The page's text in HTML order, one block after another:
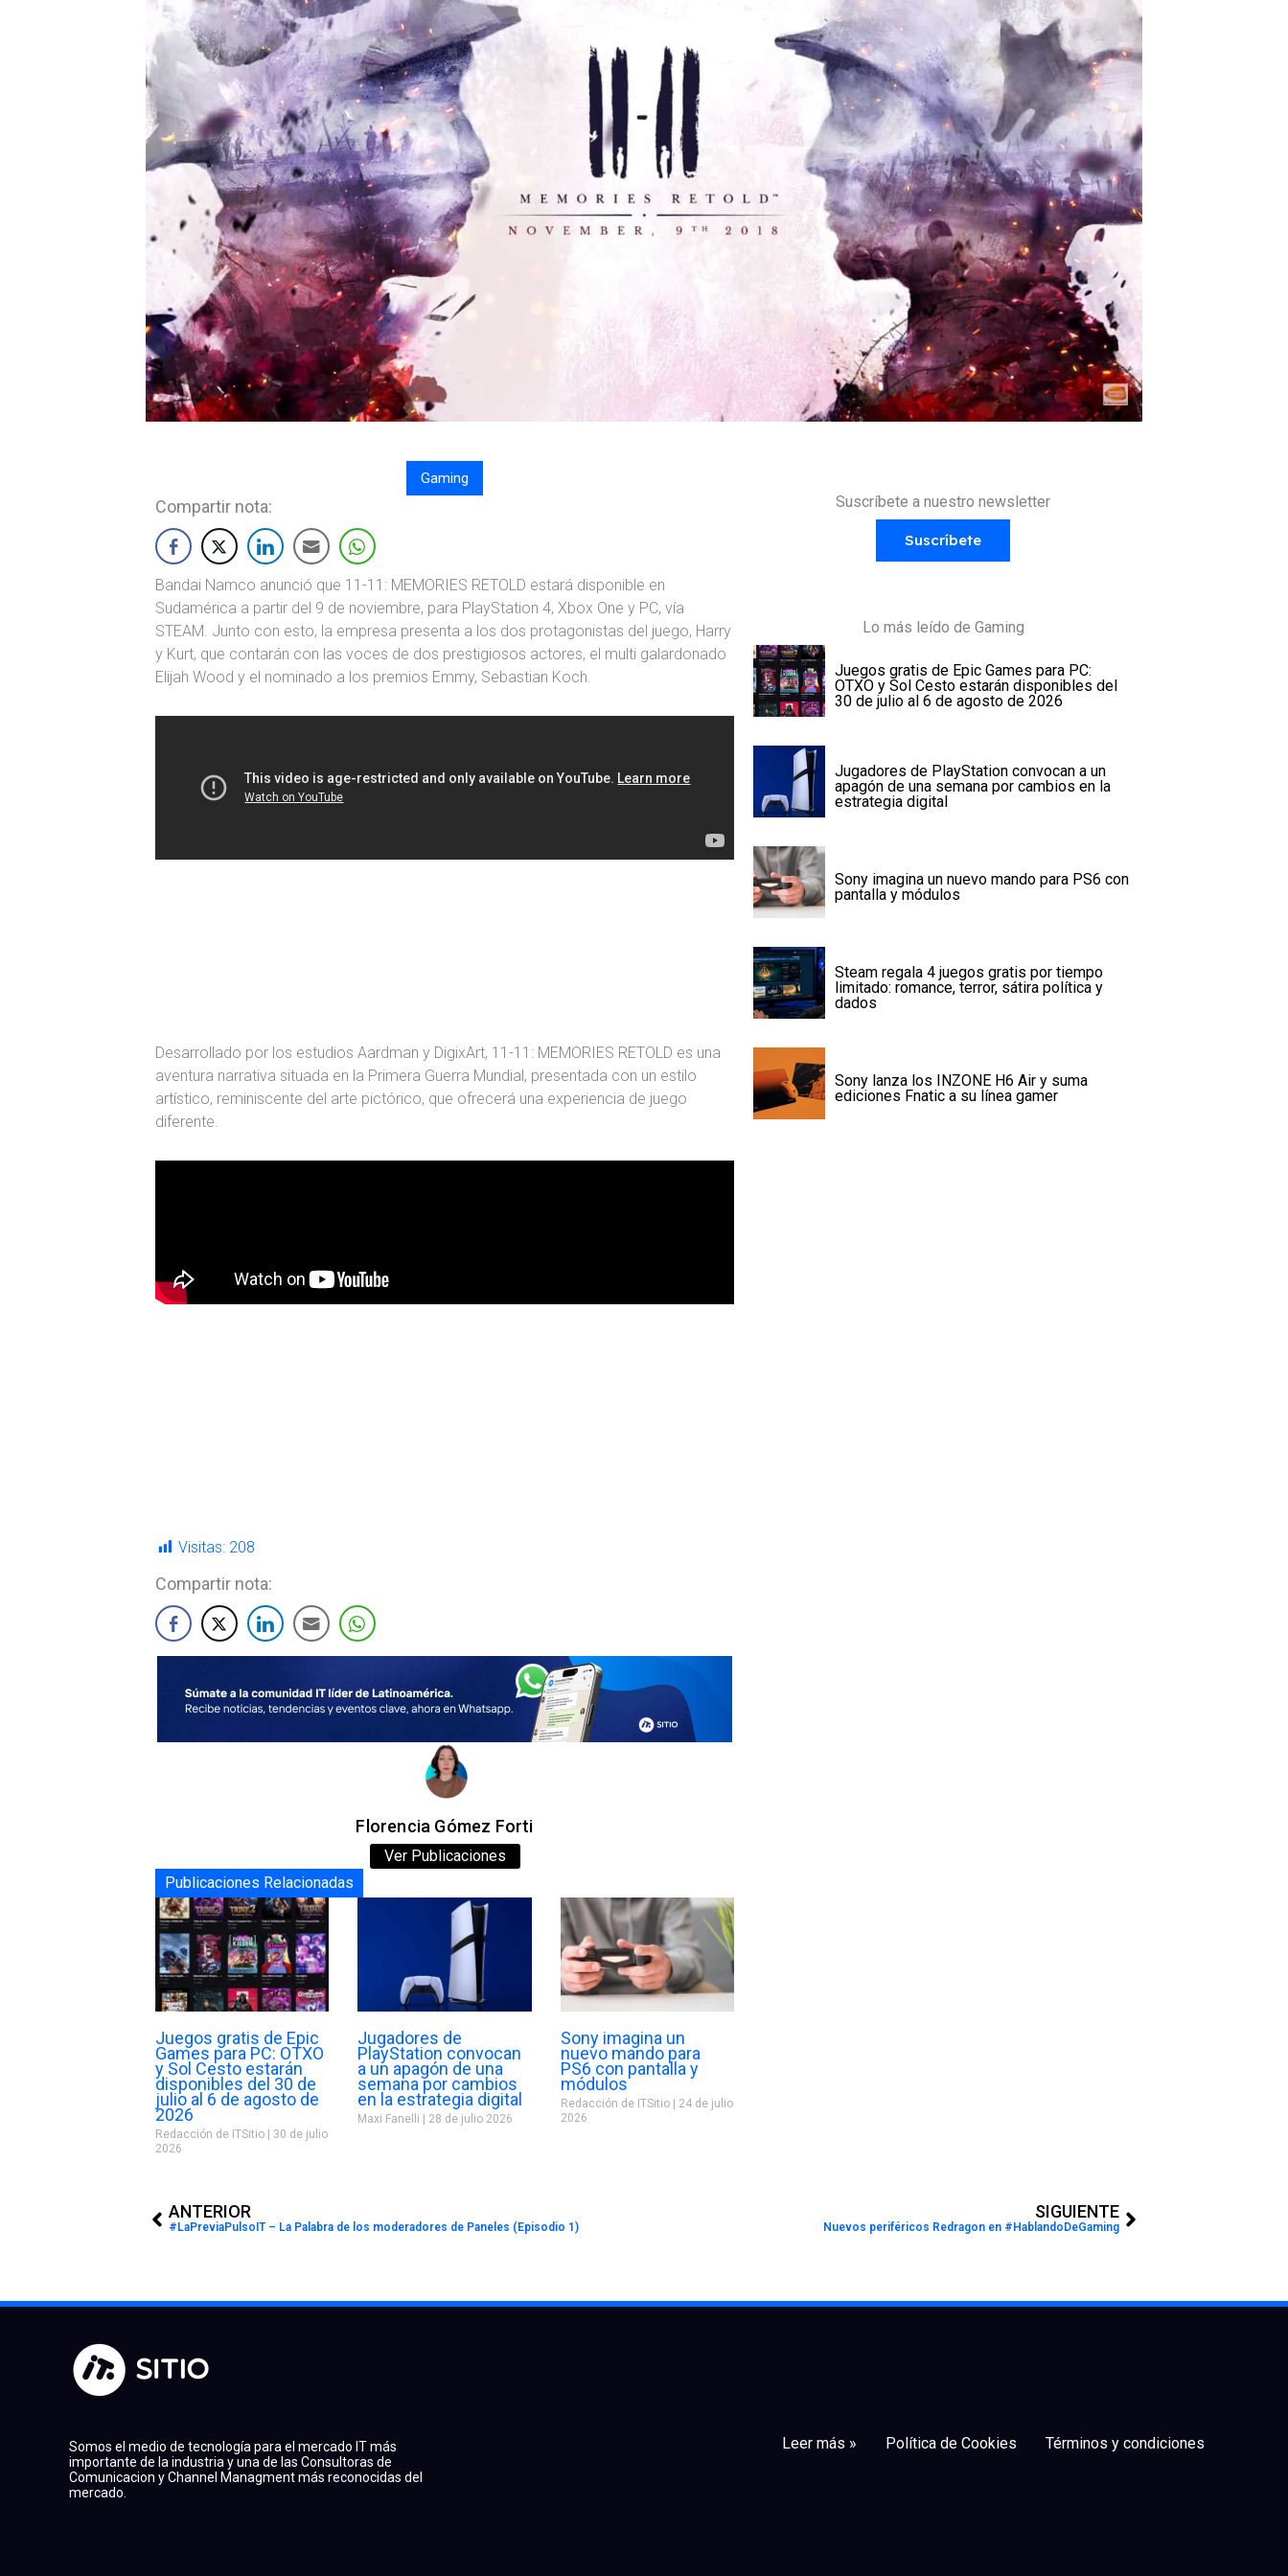
Gaming
Compartir nota:
Bandai Namco anunció que 11-11: MEMORIES RETOLD estará disponible en
Sudamérica a partir del 9 de noviembre, para PlayStation 4, Xbox One y PC, vía
STEAM. Junto con esto, la empresa presenta a los dos protagonistas del juego, Harry
y Kurt, que contarán con las voces de dos prestigiosos actores, el multi galardonado
Elijah Wood y el nominado a los premios Emmy, Sebastian Koch.
Desarrollado por los estudios Aardman y DigixArt, 11-11: MEMORIES RETOLD es una
aventura narrativa situada en la Primera Guerra Mundial, presentada con un estilo
artístico, reminiscente del arte pictórico, que ofrecerá una experiencia de juego
diferente.
Visitas: 208
Compartir nota:
Florencia Gómez Forti
Ver Publicaciones
Publicaciones Relacionadas
Juegos gratis de Epic
Games para PC: OTXO
y Sol Cesto estarán
disponibles del 30 de
julio al 6 de agosto de
2026
Redacción de ITSitio
30 de julio
2026
Jugadores de
PlayStation convocan
a un apagón de una
semana por cambios
en la estrategia digital
Maxi Fanelli 28 de julio 2026
Sony imagina un
nuevo mando para
PS6 con pantalla y
módulos
Redacción de ITSitio
24 de julio
2026
Suscríbete a nuestro newsletter
Suscríbete
Lo más leído de Gaming
Juegos gratis de Epic Games para PC:
OTXO y Sol Cesto estarán disponibles del
30 de julio al 6 de agosto de 2026
Jugadores de PlayStation convocan a un
apagón de una semana por cambios en la
estrategia digital
Sony imagina un nuevo mando para PS6 con
pantalla y módulos
Steam regala 4 juegos gratis por tiempo
limitado: romance, terror, sátira política y
dados
Sony lanza los INZONE H6 Air y suma
ediciones Fnatic a su línea gamer
ANTERIOR
#LaPreviaPulsoIT – La Palabra de los moderadores de Paneles (Episodio 1)
SIGUIENTE
Nuevos periféricos Redragon en #HablandoDeGaming
Somos el medio de tecnología para el mercado IT más
importante de la industria y una de las Consultoras de
Comunicacion y Channel Managment más reconocidas del
mercado.
Leer más » Política de Cookies Términos y condiciones